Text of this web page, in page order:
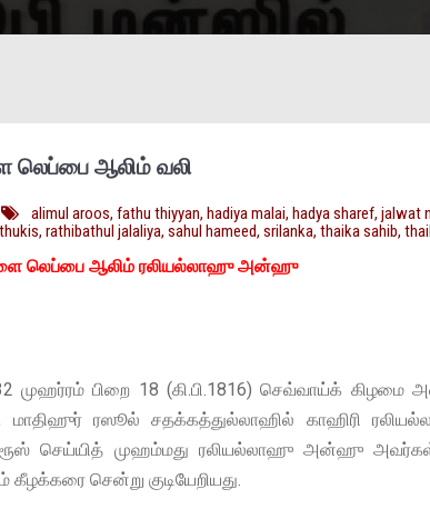
லெப்பை ஆலிம் வலி
alimul aroos, fathu thiyyan, hadiya malai, hadya sharef, jalwat
, rathibathul jalaliya, sahul hameed, srilanka, thaika sahib,
லெப்பை ஆலிம் ரலியல்லாஹு அன்ஹு
முஹர்ரம் பிறை 18 (கி.பி.1816) செவ்வாய்க்
ரஸூல் சதக்கத்துல்லாஹில் காஹிரி
செய்யித் முஹம்மது ரலியல்லாஹு அன்ஹு அவர்கள்
சென்று குடியேறியது.